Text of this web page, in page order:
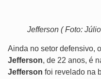
Jefferson ( Foto:
Ainda no setor defensivo,
Jefferson, de 22 anos, é
Jefferson foi revelado na